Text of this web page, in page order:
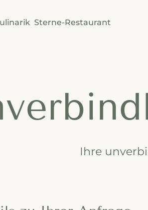
Sterne-Restaurant
Ihre